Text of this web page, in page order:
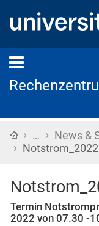
Startseite
› … › News &
› Notstrom_2022
Termin
2022 von 07.30 -